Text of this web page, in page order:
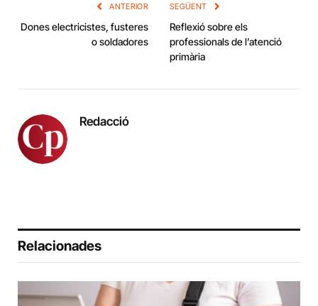
ANTERIOR
Dones electricistes, fusteres
o soldadores
SEGÜENT
Reflexió sobre els
professionals de l’atenció
primària
Redacció
Relacionades